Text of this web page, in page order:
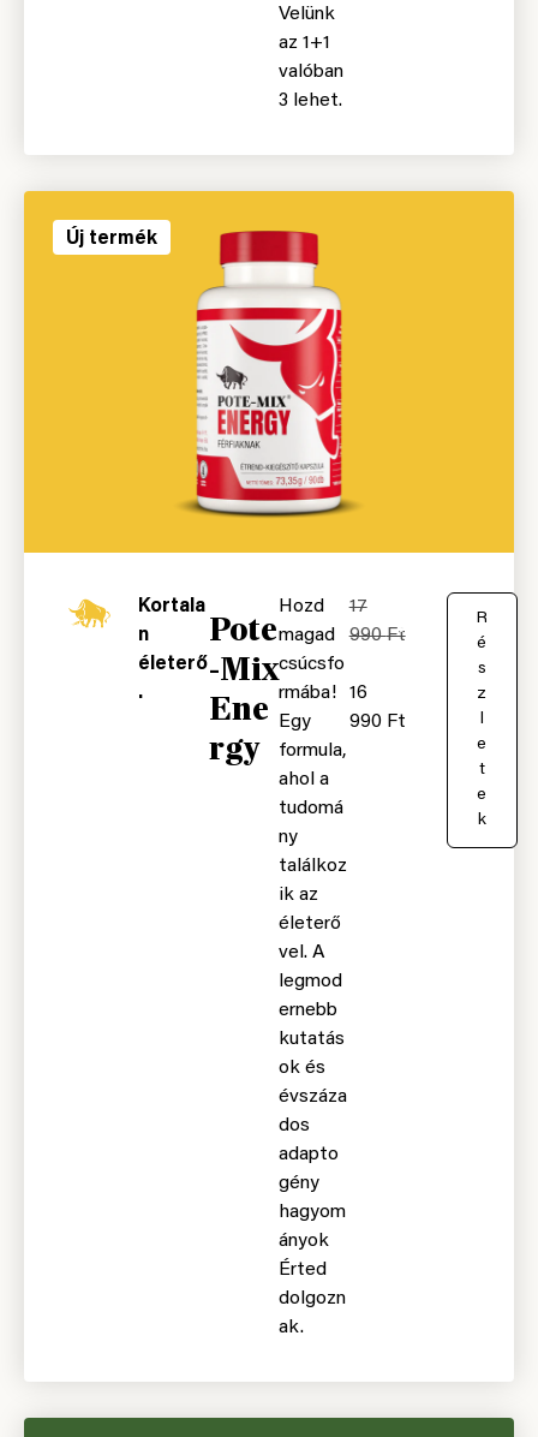
Velünk
az 1+1
valóban
3 lehet.
Kortala
n
életerő
.
Pote
-Mix
Ene
rgy
Hozd
magad
csúcsfo
rmába!
Egy
formula,
ahol a
tudomá
ny
találkoz
ik az
életerő
vel. A
legmod
ernebb
kutatás
ok és
évszáza
dos
adapto
gény
hagyom
ányok
Érted
dolgozn
ak.
17
990Ft
16
990 Ft
R
é
s
z
l
e
t
e
k